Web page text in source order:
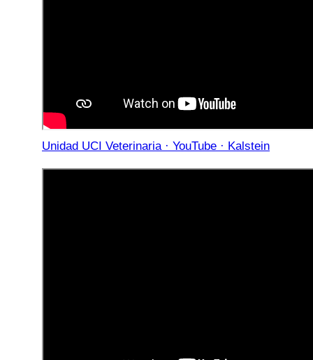
Unidad UCI Veterinaria · YouTube · Kalstein